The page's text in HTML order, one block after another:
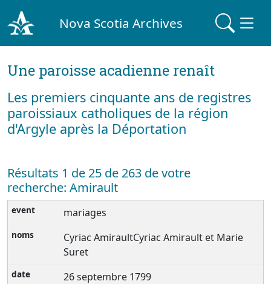
Nova Scotia Archives
Une paroisse acadienne renaît
Les premiers cinquante ans de registres
paroissiaux catholiques de la région
d'Argyle après la Déportation
Résultats 1 de 25 de 263 de votre
recherche: Amirault
mariages
Cyriac AmiraultCyriac Amirault et Marie
Suret
26 septembre 1799